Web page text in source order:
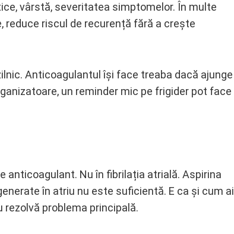
vârstă, severitatea simptomelor. În multe
reduce riscul de recurență fără a crește
Anticoagulantul își face treaba dacă ajunge
un reminder mic pe frigider pot face
anticoagulant. Nu în fibrilația atrială. Aspirina
în atriu nu este suficientă. E ca și cum ai
rezolvă problema principală.